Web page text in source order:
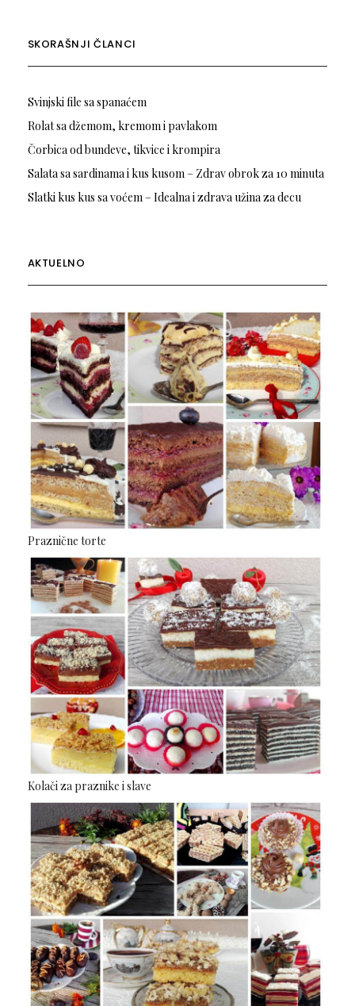
SKORAŠNJI ČLANCI
Svinjski file sa spanaćem
Rolat sa džemom, kremom i pavlakom
Čorbica od bundeve, tikvice i krompira
Salata sa sardinama i kus kusom – Zdrav obrok za 10 minuta
Slatki kus kus sa voćem – Idealna i zdrava užina za decu
AKTUELNO
Praznične torte
Kolači za praznike i slave